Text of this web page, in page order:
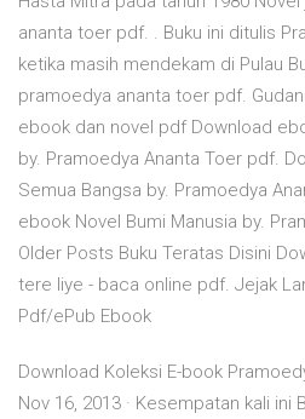
ananta toer pdf. . Buku ini ditulis
ketika masih mendekam di Pulau
pramoedya ananta toer pdf.
ebook dan novel pdf Download
by. Pramoedya Ananta Toer pdf.
Semua Bangsa by. Pramoedya
ebook Novel Bumi Manusia by.
Older Posts Buku Teratas Disini
tere liye - baca online pdf. Jejak
Pdf/ePub Ebook
Download Koleksi E-book
Nov 16, 2013 · Kesempatan kali ini